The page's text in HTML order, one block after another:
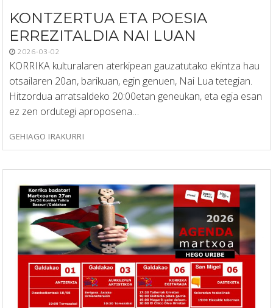
KONTZERTUA ETA POESIA
ERREZITALDIA NAI LUAN
2026-03-02
KORRIKA kulturalaren aterkipean gauzatutako ekintza hau
otsailaren 20an, barikuan, egin genuen, Nai Lua tetegian.
Hitzordua arratsaldeko 20:00etan geneukan, eta egia esan
ez zen ordutegi aproposena…
GEHIAGO IRAKURRI